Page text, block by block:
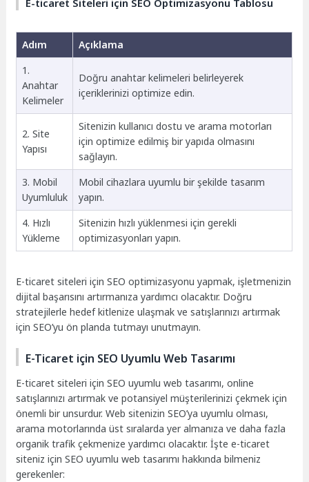
E-ticaret Siteleri için SEO Optimizasyonu Tablosu
Adım
Açıklama
1.
Anahtar
Kelimeler
Doğru anahtar kelimeleri belirleyerek
içeriklerinizi optimize edin.
2. Site
Yapısı
Sitenizin kullanıcı dostu ve arama motorları
için optimize edilmiş bir yapıda olmasını
sağlayın.
3. Mobil
Uyumluluk
Mobil cihazlara uyumlu bir şekilde tasarım
yapın.
4. Hızlı
Yükleme
Sitenizin hızlı yüklenmesi için gerekli
optimizasyonları yapın.
E-ticaret siteleri için SEO optimizasyonu yapmak, işletmenizin
dijital başarısını artırmanıza yardımcı olacaktır. Doğru
stratejilerle hedef kitlenize ulaşmak ve satışlarınızı artırmak
için SEO’yu ön planda tutmayı unutmayın.
E-Ticaret için SEO Uyumlu Web Tasarımı
E-ticaret siteleri için SEO uyumlu web tasarımı, online
satışlarınızı artırmak ve potansiyel müşterilerinizi çekmek için
önemli bir unsurdur. Web sitenizin SEO’ya uyumlu olması,
arama motorlarında üst sıralarda yer almanıza ve daha fazla
organik trafik çekmenize yardımcı olacaktır. İşte e-ticaret
siteniz için SEO uyumlu web tasarımı hakkında bilmeniz
gerekenler: